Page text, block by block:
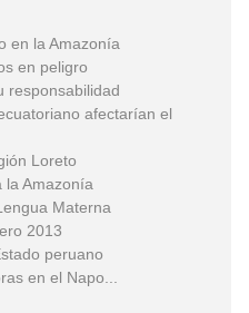
en la Amazonía
en peligro
responsabilidad
afectarían el
Loreto
la Amazonía
Materna
2013
peruano
en el Napo...